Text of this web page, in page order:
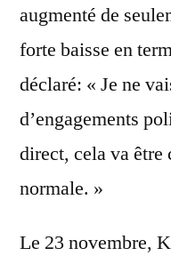
augmenté de
forte baisse en
déclaré: « Je ne
d’engagements
direct, cela va être
normale. »
Le 23 novembre,